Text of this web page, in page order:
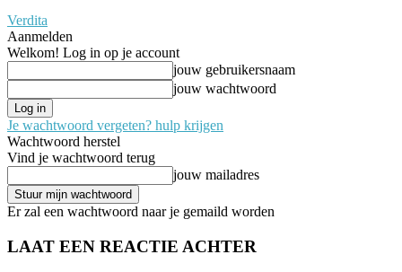
Verdita
Aanmelden
Welkom! Log in op je account
jouw gebruikersnaam
jouw wachtwoord
Je wachtwoord vergeten? hulp krijgen
Wachtwoord herstel
Vind je wachtwoord terug
jouw mailadres
Er zal een wachtwoord naar je gemaild worden
LAAT EEN REACTIE ACHTER